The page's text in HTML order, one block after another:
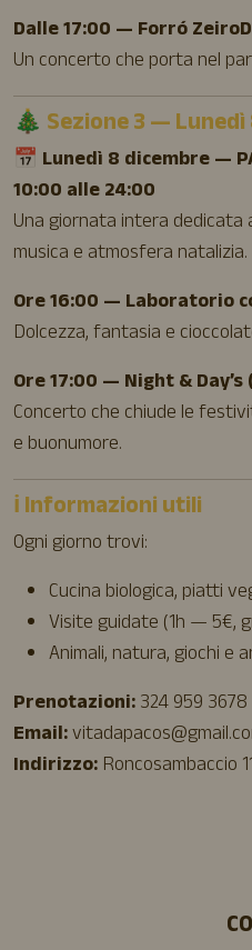
Dalle 17:00 — Forró
Un concerto che porta nel
🎄 Sezione 3 —
📅 Lunedì 8 dicembre —
10:00 alle 24:00
Una giornata intera dedicata
musica e atmosfera natalizia.
Ore 16:00 — Laboratorio
Dolcezza, fantasia e
Ore 17:00 — Night &
Concerto che chiude le
e buonumore.
ℹ️ Informazioni utili
Ogni giorno trovi:
Cucina biologica, piatti
Visite guidate (1h — 5€,
Animali, natura, giochi e
Prenotazioni:324 959 3678
Email:
Indirizzo: Roncosambaccio